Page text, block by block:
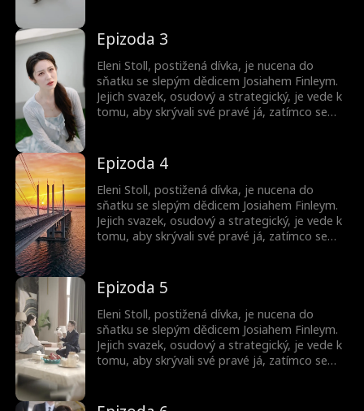
technologií a odhalují tajemství zmizelého
mistra.
Epizoda 3
Eleni Stoll, postižená dívka, je nucena do
sňatku se slepým dědicem Josiahem Finleym.
Jejich svazek, osudový a strategický, je vede k
tomu, aby skrývali své pravé já, zatímco se
technologií a odhalují tajemství zmizelého
mistra.
Epizoda 4
Eleni Stoll, postižená dívka, je nucena do
sňatku se slepým dědicem Josiahem Finleym.
Jejich svazek, osudový a strategický, je vede k
tomu, aby skrývali své pravé já, zatímco se
technologií a odhalují tajemství zmizelého
mistra.
Epizoda 5
Eleni Stoll, postižená dívka, je nucena do
sňatku se slepým dědicem Josiahem Finleym.
Jejich svazek, osudový a strategický, je vede k
tomu, aby skrývali své pravé já, zatímco se
technologií a odhalují tajemství zmizelého